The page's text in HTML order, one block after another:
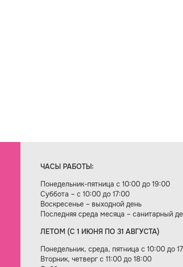
ЧАСЫ РАБОТЫ:
Понедельник-пятница с 10:00 до 19:00
Суббота – с 10:00 до 17:00
Воскресенье – выходной день
Последняя среда месяца – санитарный
ЛЕТОМ (С 1 ИЮНЯ ПО 31 АВГУСТА)
Понедельник, среда, пятница с 10:00 до
Вторник, четверг с 11:00 до 18:00
сайта — веб-студия «Цифровой век»